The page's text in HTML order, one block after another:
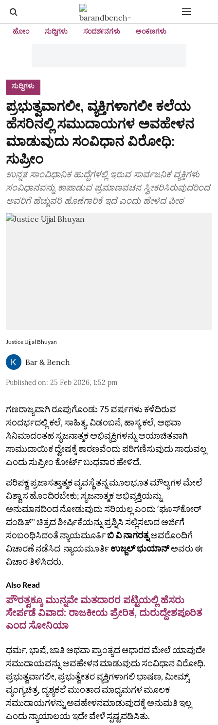
ಹೋಂ ಸುದ್ದಿಗಳು ಸಂದರ್ಶನಗಳು ಅಂಕಣಗಳು
ಸುದ್ದಿಗಳು
ಪ್ರಭುತ್ವವಾಗಲೀ, ವ್ಯಕ್ತಿಗಳಾಗಲೀ ಕಲೆಯ
ಹೆಸರಿನಲ್ಲಿ ಸಮುದಾಯಗಳ ಅವಹೇಳನ
ಮಾಡುವುದು ಸಂವಿಧಾನ ವಿರೋಧಿ:
ಸುಪ್ರೀಂ
ಉನ್ನತ ಸಾಂವಿಧಾನಿಕ ಹುದ್ದೆಗಳಲ್ಲಿ ಇರುವ ಸಾರ್ವಜನಿಕ ವ್ಯಕ್ತಿಗಳು
ಸಂವಿಧಾನವನ್ನು ಕಾಪಾಡುವ ಪ್ರಮಾಣವಚನ ಸ್ವೀಕರಿಸಿರುವುದರಿಂದ
ಅವರಿಗೆ ಹೆಚ್ಚುವರಿ ಹೊಣೆಗಾರಿಕೆ ಇದೆ ಎಂದು ಹೇಳಿದ ಪೀಠ
Justice Ujjal Bhuyan
Bar & Bench
Published on: 25 Feb 2026, 1:52 pm
ಗಣರಾಜ್ಯವಾಗಿ ರೂಪುಗೊಂಡು 75 ವರ್ಷಗಳು ಕಳೆದಿರುವ
ಸಂದರ್ಭದಲ್ಲಿ ಕಲೆ, ಸಾಹಿತ್ಯ, ವಿಡಂಬನೆ, ಹಾಸ್ಯ ಕಲೆ, ಅಥವಾ
ಸಿನಿಮಾದಂತಹ ಸೃಜನಾತ್ಮಕ ಅಭಿವ್ಯಕ್ತಿಗಳನ್ನು ಅಯಾಚಿತವಾಗಿ
ಸಾಮುದಾಯಿಕ ದ್ವೇಷಕ್ಕೆ ಕಾರಣವೆಂದು ಪರಿಗಣಿಸುವುದು ಸಾಧುವಲ್ಲ
ಎಂದು ಸುಪ್ರೀಂ ಕೋರ್ಟ್‌ ಬುಧವಾರ ಹೇಳಿದೆ.
ಪರಿಪಕ್ವ ಪ್ರಜಾಸತ್ತಾತ್ಮಕ ವ್ಯವಸ್ಥೆ ತನ್ನ ಮೂಲಭೂತ ಮೌಲ್ಯಗಳ ಮೇಲೆ
ವಿಶ್ವಾಸ ಹೊಂದಿರಬೇಕು; ಸೃಜನಾತ್ಮಕ ಅಭಿವ್ಯಕ್ತಿಯನ್ನು
ಅನುಮಾನದಿಂದ ನೋಡುವುದು ಸರಿಯಲ್ಲ ಎಂದು ʼಘೂಸ್‌ಕೋರ್
ಪಂಡಿತ್" ಚಿತ್ರದ ಶೀರ್ಷಿಕೆಯನ್ನು ಪ್ರಶ್ನಿಸಿ ಸಲ್ಲಿಸಲಾದ ಅರ್ಜಿಗೆ
ಸಂಬಂಧಿಸಿದಂತೆ ನ್ಯಾಯಮೂರ್ತಿಬಿ ವಿ ನಾಗರತ್ನಅವರೊಂದಿಗೆ
ವಿಚಾರಣೆ ನಡೆಸಿದ ನ್ಯಾಯಮೂರ್ತಿಉಜ್ಜಲ್‌ ಭುಯಾನ್‌ಅವರು ಈ
ವಿಚಾರ ತಿಳಿಸಿದರು.
Also Read
ಪೌರತ್ವಕ್ಕೂ ಮುನ್ನವೇ ಮತದಾರರ ಪಟ್ಟಿಯಲ್ಲಿ ಹೆಸರು
ಸೇರ್ಪಡೆ ವಿವಾದ: ರಾಜಕೀಯ ಪ್ರೇರಿತ, ದುರುದ್ದೇಶಪೂರಿತ
ಎಂದ ಸೋನಿಯಾ
ಧರ್ಮ, ಭಾಷೆ, ಜಾತಿ ಅಥವಾ ಪ್ರಾಂತ್ಯದ ಆಧಾರದ ಮೇಲೆ ಯಾವುದೇ
ಸಮುದಾಯವನ್ನು ಅವಹೇಳನ ಮಾಡುವುದು ಸಂವಿಧಾನ ವಿರೋಧಿ.
ಪ್ರಭುತ್ವವಾಗಲೀ, ಪ್ರಭುತ್ವೇತರ ವ್ಯಕ್ತಿಗಳಾಗಲಿ ಭಾಷಣ, ಮೀಮ್ಸ್‌,
ವ್ಯಂಗ್ಯಚಿತ್ರ, ದೃಶ್ಯಕಲೆ ಮುಂತಾದ ಮಾಧ್ಯಮಗಳ ಮೂಲಕ
ಸಮುದಾಯಗಳನ್ನು ಅವಹೇಳನಮಾಡುವುದಕ್ಕೆ ಅನುಮತಿ ಇಲ್ಲ
ಎಂದು ನ್ಯಾಯಾಲಯ ಇದೇ ವೇಳೆ ಸ್ಪಷ್ಟಪಡಿಸಿತು.